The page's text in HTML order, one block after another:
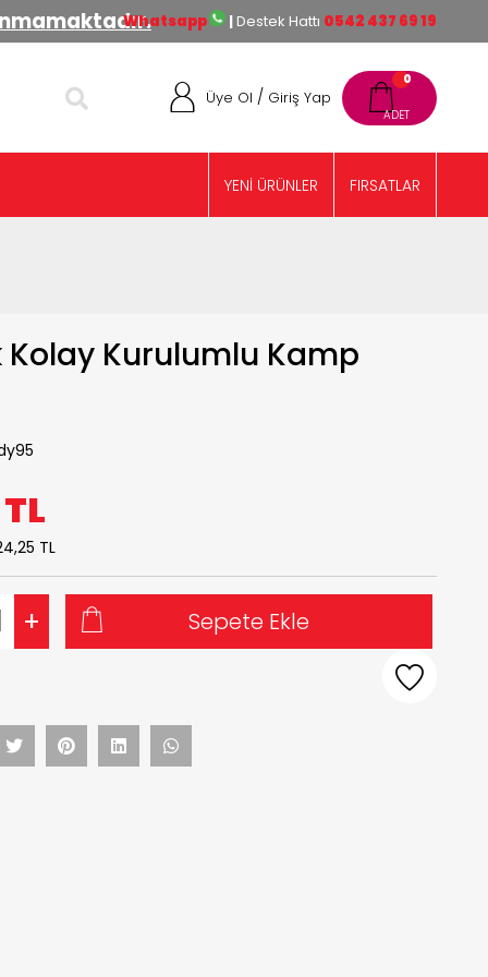
Whatsapp |Destek Hattı 0542 437 69 19
0
Üye Ol / Giriş Yap
FIRSATLAR
YENİ ÜRÜNLER
Kolay Kurulumlu Kamp
TL
TL
+ Sepete Ekle